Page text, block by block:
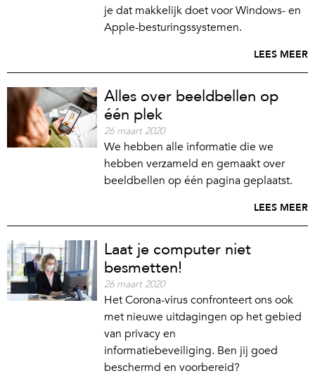
je dat makkelijk doet voor Windows- en
Apple-besturingssystemen.
LEES MEER
Alles over beeldbellen op
één plek
26 maart 2020
We hebben alle informatie die we
hebben verzameld en gemaakt over
beeldbellen op één pagina geplaatst.
LEES MEER
Laat je computer niet
besmetten!
26 maart 2020
Het Corona-virus confronteert ons ook
met nieuwe uitdagingen op het gebied
van privacy en
informatiebeveiliging. Ben jij goed
beschermd en voorbereid?